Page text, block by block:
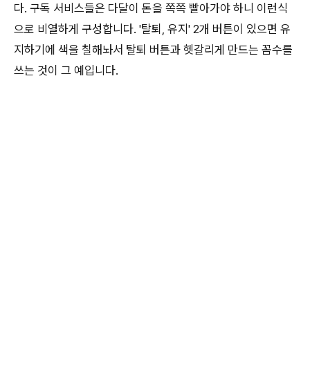
다. 구독 서비스들은 다달이 돈을 쪽쪽 빨아가야 하니 이런식
으로 비열하게 구성합니다. '탈퇴, 유지' 2개 버튼이 있으면 유
지하기에 색을 칠해놔서 탈퇴 버튼과 헷갈리게 만드는 꼼수를
쓰는 것이 그 예입니다.